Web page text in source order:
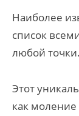
Наиболее
список
любой точки.
Этот
как моление